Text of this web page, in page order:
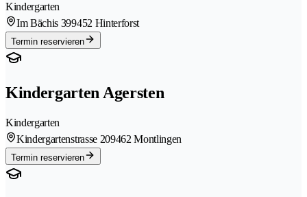
Kindergarten
Im Bächis 399452 Hinterforst
Termin reservieren
Kindergarten Agersten
Kindergarten
Kindergartenstrasse 209462 Montlingen
Termin reservieren